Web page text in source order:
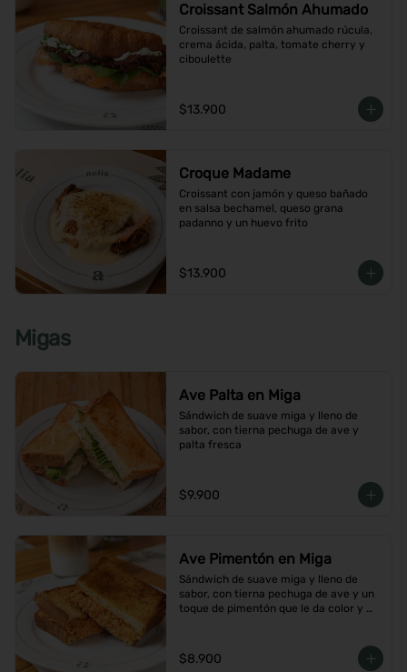
Croissant Salmón Ahumado
Croissant de salmón ahumado rúcula,
crema ácida, palta, tomate cherry y
ciboulette
$13.900
Croque Madame
Croissant con jamón y queso bañado
en salsa bechamel, queso grana
padanno y un huevo frito
$13.900
Migas
Ave Palta en Miga
Sándwich de suave miga y lleno de
sabor, con tierna pechuga de ave y
palta fresca
$9.900
Ave Pimentón en Miga
Sándwich de suave miga y lleno de
sabor, con tierna pechuga de ave y un
toque de pimentón que le da color y
$8.900